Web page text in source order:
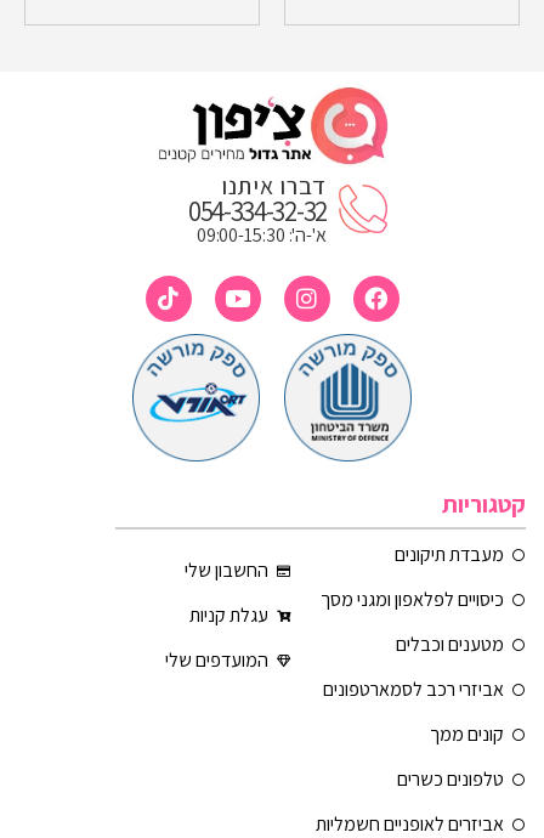
דברו איתנו
054-334-32-32
א'-ה': 09:00-15:30
קטגוריות
מעבדת תיקונים
כיסויים לפלאפון ומגני מסך
מטענים וכבלים
אביזרי רכב לסמארטפונים
קונים ממך
טלפונים כשרים
אביזרים לאופניים חשמליות
החשבון שלי
עגלת קניות
המועדפים שלי